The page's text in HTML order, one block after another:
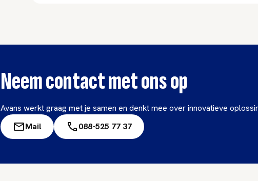
Neem contact met ons op
Avans werkt graag met je samen en denkt mee over innovatieve
Mail
088-525 77 37